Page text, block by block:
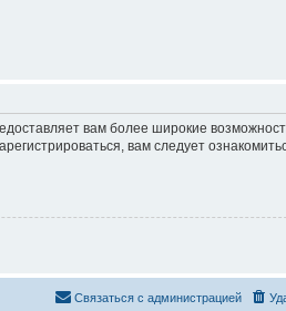
вам более широкие
вам следует
Связаться с администрацией